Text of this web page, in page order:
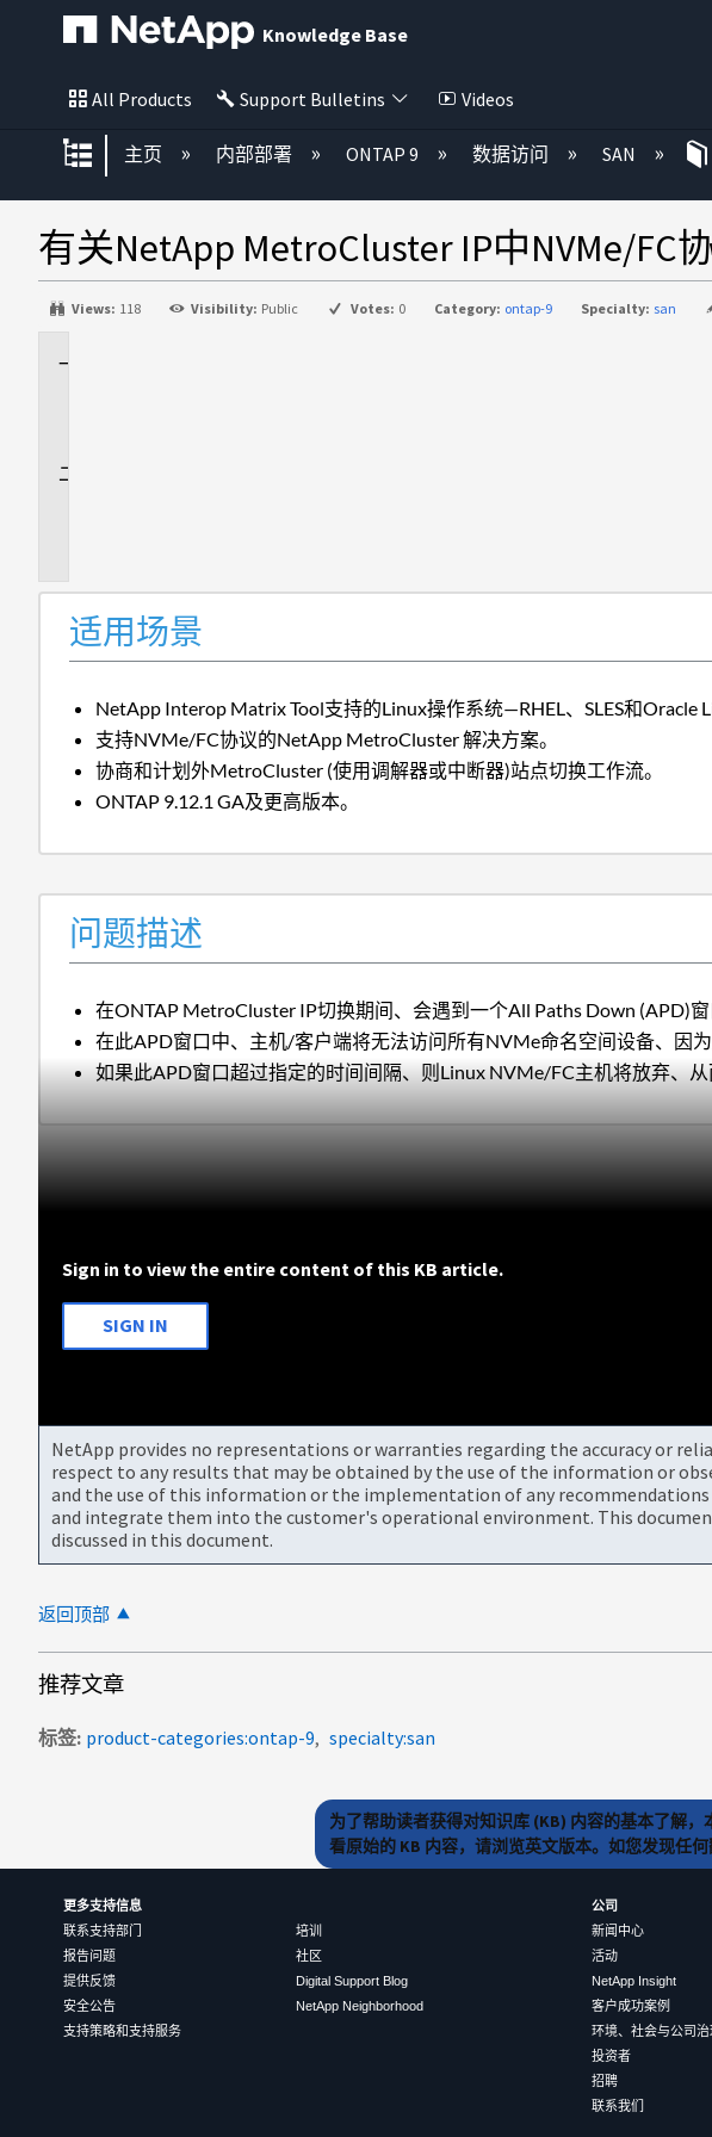
Knowledge Base
All Products Support Bulletins Videos
扩展/隐缩全局层次
主页 内部部署 ONTAP 9 数据访问 SAN
有关NetApp MetroCluster IP中NVMe/FC
Views: 118 Visibility: Public Votes: 0 Category: ontap-9 Specialty: san
适用场景
NetApp Interop Matrix Tool支持的Linux操作系统—RHEL、SLES和Oracle
支持NVMe/FC协议的NetApp MetroCluster 解决方案。
协商和计划外MetroCluster (使用调解器或中断器)站点切换工作流。
ONTAP 9.12.1 GA及更高版本。
问题描述
在ONTAP MetroCluster IP切换期间、会遇到一个All Paths Down (APD)
在此APD窗口中、主机/客户端将无法访问所有NVMe命名空间设备、因为
如果此APD窗口超过指定的时间间隔、则Linux NVMe/FC主机将放弃、
Sign in to view the entire content of this KB article.
SIGN IN
NetApp provides no representations or warranties regarding the accuracy or
respect to any results that may be obtained by the use of the information or
and the use of this information or the implementation of any
and integrate them into the customer's operational environment. This
discussed in this document.
返回顶部
推荐文章
标签 product-categories:ontap-9 specialty:san
为了帮助读者获得对知识库 (KB) 内容的基本了解
看原始的 KB 内容，请浏览英文版本。如您发现任
更多支持信息
联系支持部门
报告问题
提供反馈
安全公告
支持策略和支持服务
培训
社区
Digital Support Blog
NetApp Neighborhood
公司
新闻中心
活动
NetApp Insight
客户成功案例
环境、社会与公司治
投资者
招聘
联系我们